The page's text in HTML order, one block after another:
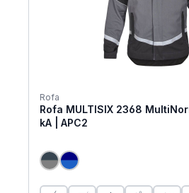
Rofa
Rofa MULTISIX 2368
kA | APC2